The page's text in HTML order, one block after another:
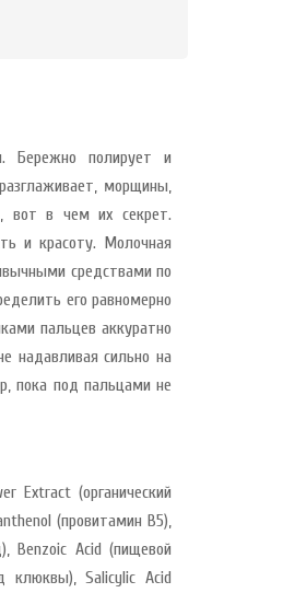
Бережно полирует и
морщины,
вот в чем их секрет.
и красоту. Молочная
средствами по
его равномерно
пальцев аккуратно
надавливая сильно на
пока под пальцами не
Extract (органический
(провитамин В5),
Benzoic Acid (пищевой
клюквы), Salicylic Acid